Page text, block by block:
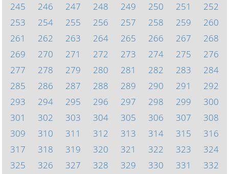
245
246 247 248 249 250 251
252
253
254 255 256 257 258 259
260
261
262 263 264 265 266 267
268
269
270 271 272 273 274 275
276
277
278 279 280 281 282 283
284
285
286 287 288 289 290 291
292
293
294 295 296 297 298 299
300
301
302 303 304 305 306 307
308
309
310 311 312 313 314 315
316
317
318 319 320 321 322 323
324
325
326 327 328 329 330 331
332